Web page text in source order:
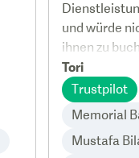
und würde
ihnen zu
Tori
Trustpilot
Memorial
Mustafa